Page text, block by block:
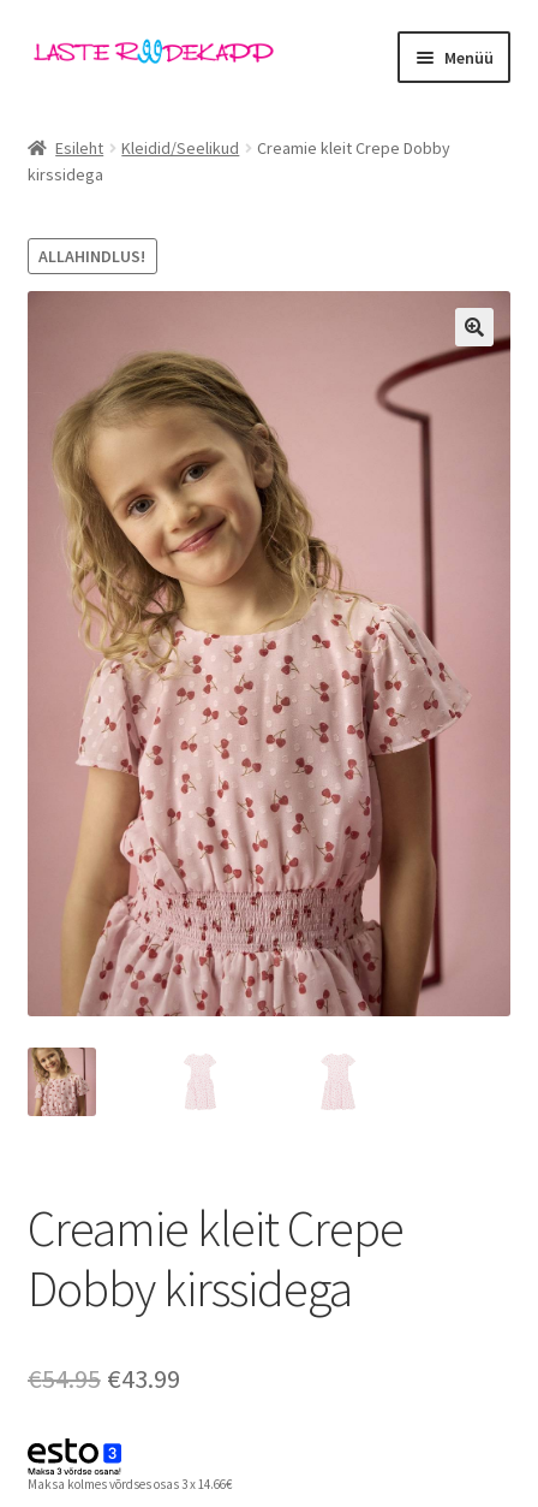
Liigu
Liigu
Menüü
Tüdrukud
Poisid
Kaubamärgid
Ava
Outlet
Esileht Kleidid/Seelikud
Creamie kleit Crepe Dobby
kirssidega
ALLAHINDLUS!
🔍
Creamie kleit Crepe
Dobby kirssidega
€54.95 Algne
oli:
€43.99Praegune
Maksa kolmes võrdses osas 3 x 14.66€